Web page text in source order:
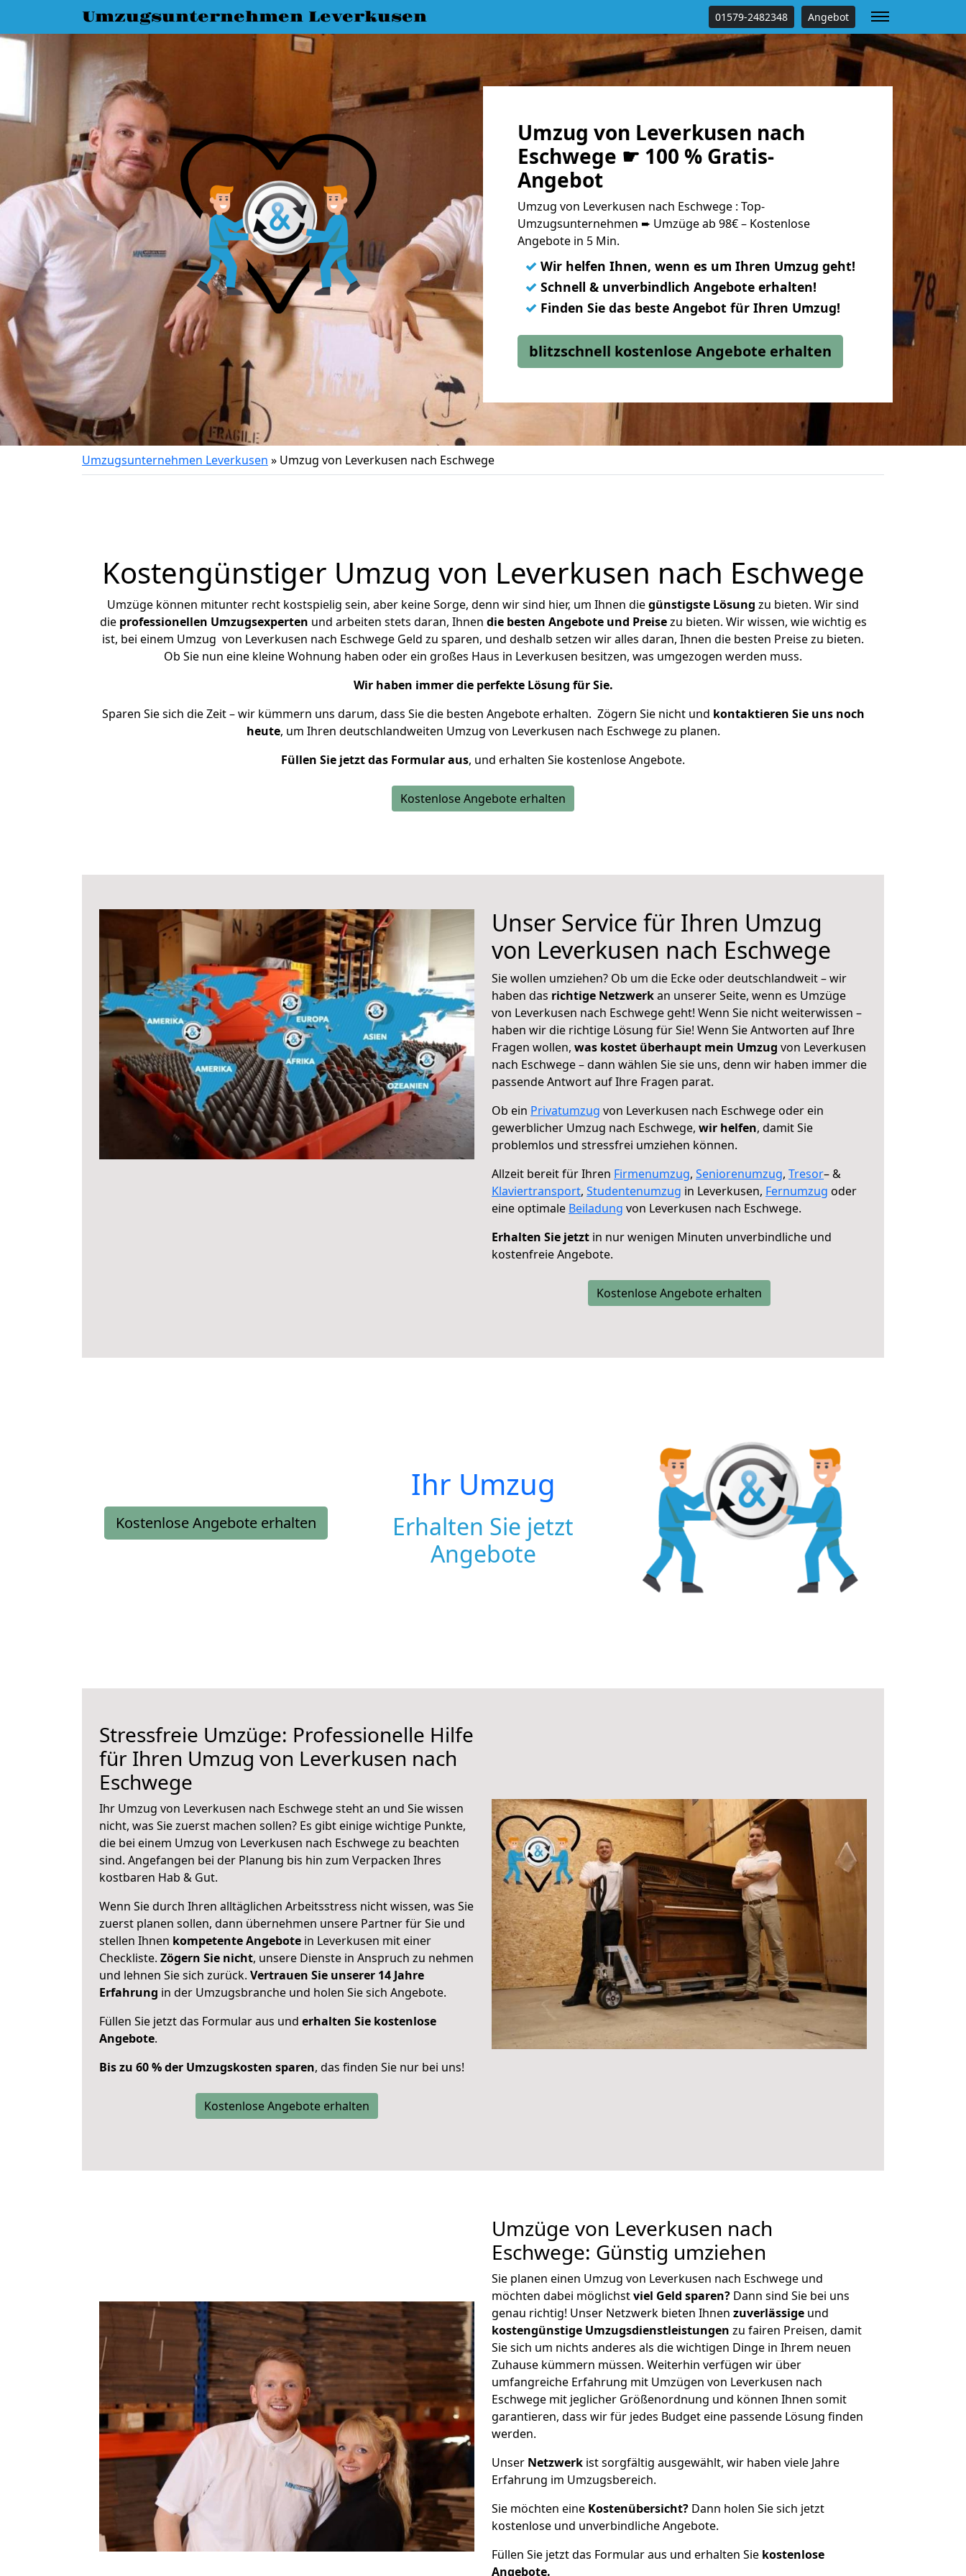
Umzugsunternehmen Leverkusen 01579-2482348 Angebot
Umzug von Leverkusen nach
Eschwege ☛ 100 % Gratis-
Angebot
Umzug von Leverkusen nach Eschwege : Top-
Umzugsunternehmen ➨ Umzüge ab 98€ – Kostenlose
Angebote in 5 Min.
✓ Wir helfen Ihnen, wenn es um Ihren Umzug geht!
✓ Schnell & unverbindlich Angebote erhalten!
✓ Finden Sie das beste Angebot für Ihren Umzug!
blitzschnell kostenlose Angebote erhalten
Umzugsunternehmen Leverkusen » Umzug von Leverkusen nach Eschwege
Kostengünstiger Umzug von Leverkusen nach Eschwege
Umzüge können mitunter recht kostspielig sein, aber keine Sorge, denn wir sind hier, um Ihnen diegünstigste Lösung zu bieten. Wir sind
die professionellen Umzugsexperten und arbeiten stets daran, Ihnen die besten Angebote und Preisezu bieten. Wir wissen, wie wichtig es
ist, bei einem Umzug von Leverkusen nach Eschwege Geld zu sparen, und deshalb setzen wir alles daran, Ihnen die besten Preise zu bieten.
Ob Sie nun eine kleine Wohnung haben oder ein großes Haus in Leverkusen besitzen, was umgezogen werden muss.
Wir haben immer die perfekte Lösung für Sie.
Sparen Sie sich die Zeit – wir kümmern uns darum, dass Sie die besten Angebote erhalten. Zögern Sie nicht und kontaktieren Sie uns noch
heute, um Ihren deutschlandweiten Umzug von Leverkusen nach Eschwege zu planen.
Füllen Sie jetzt das Formular aus, und erhalten Sie kostenlose Angebote.
Kostenlose Angebote erhalten
Unser Service für Ihren Umzug
von Leverkusen nach Eschwege
Sie wollen umziehen? Ob um die Ecke oder deutschlandweit – wir
haben das richtige Netzwerkan unserer Seite, wenn es Umzüge
von Leverkusen nach Eschwege geht! Wenn Sie nicht weiterwissen –
haben wir die richtige Lösung für Sie! Wenn Sie Antworten auf Ihre
Fragen wollen, was kostet überhaupt mein Umzug von Leverkusen
nach Eschwege – dann wählen Sie sie uns, denn wir haben immer die
passende Antwort auf Ihre Fragen parat.
Ob ein Privatumzug von Leverkusen nach Eschwege oder ein
gewerblicher Umzug nach Eschwege, wir helfen, damit Sie
problemlos und stressfrei umziehen können.
Allzeit bereit für Ihren Firmenumzug, Seniorenumzug, Tresor– &
Klaviertransport, Studentenumzug in Leverkusen, Fernumzug oder
eine optimale Beiladung von Leverkusen nach Eschwege.
Erhalten Sie jetzt in nur wenigen Minuten unverbindliche und
kostenfreie Angebote.
Kostenlose Angebote erhalten
Kostenlose Angebote erhalten
Ihr Umzug
Erhalten Sie jetzt
Angebote
Stressfreie Umzüge: Professionelle Hilfe
für Ihren Umzug von Leverkusen nach
Eschwege
Ihr Umzug von Leverkusen nach Eschwege steht an und Sie wissen
nicht, was Sie zuerst machen sollen? Es gibt einige wichtige Punkte,
die bei einem Umzug von Leverkusen nach Eschwege zu beachten
sind. Angefangen bei der Planung bis hin zum Verpacken Ihres
kostbaren Hab & Gut.
Wenn Sie durch Ihren alltäglichen Arbeitsstress nicht wissen, was Sie
zuerst planen sollen, dann übernehmen unsere Partner für Sie und
stellen Ihnen kompetente Angebote in Leverkusen mit einer
Checkliste. Zögern Sie nicht, unsere Dienste in Anspruch zu nehmen
und lehnen Sie sich zurück. Vertrauen Sie unserer 14 Jahre
Erfahrung in der Umzugsbranche und holen Sie sich Angebote.
Füllen Sie jetzt das Formular aus und erhalten Sie kostenlose
Angebote.
Bis zu 60 % der Umzugskosten sparen, das finden Sie nur bei uns!
Kostenlose Angebote erhalten
Umzüge von Leverkusen nach
Eschwege: Günstig umziehen
Sie planen einen Umzug von Leverkusen nach Eschwege und
möchten dabei möglichstviel Geld sparen? Dann sind Sie bei uns
genau richtig! Unser Netzwerk bieten Ihnen zuverlässige und
kostengünstige Umzugsdienstleistungen zu fairen Preisen, damit
Sie sich um nichts anderes als die wichtigen Dinge in Ihrem neuen
Zuhause kümmern müssen. Weiterhin verfügen wir über
umfangreiche Erfahrung mit Umzügen von Leverkusen nach
Eschwege mit jeglicher Größenordnung und können Ihnen somit
garantieren, dass wir für jedes Budget eine passende Lösung finden
werden.
Unser Netzwerk ist sorgfältig ausgewählt, wir haben viele Jahre
Erfahrung im Umzugsbereich.
Sie möchten eine Kostenübersicht? Dann holen Sie sich jetzt
kostenlose und unverbindliche Angebote.
Füllen Sie jetzt das Formular aus und erhalten Sie kostenlose
Angebote.